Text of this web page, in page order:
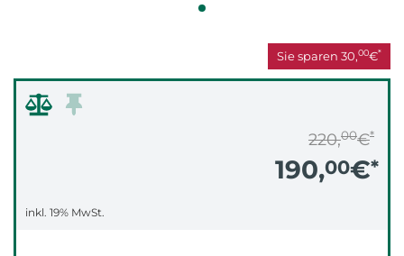
Sie sparen 30,00€*
220,00€*
190,00€*
inkl. 19% MwSt.